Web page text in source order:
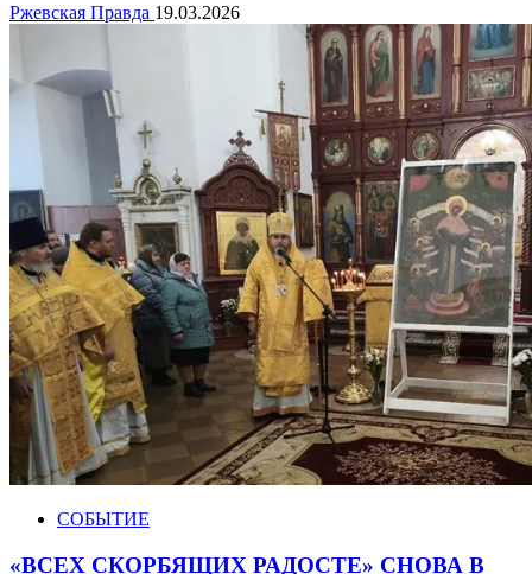
Ржевская Правда 19.03.2026
СОБЫТИЕ
«ВСЕХ СКОРБЯЩИХ РАДОСТЕ» СНОВА В